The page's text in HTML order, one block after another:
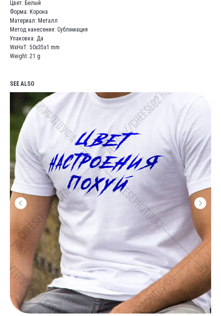
Цвет: Белый
Форма: Корона
Материал: Металл
Метод нанесения: Сублимация
Упаковка: Да
WxHxT: 50x35x1 mm
Weight: 21 g
SEE ALSO